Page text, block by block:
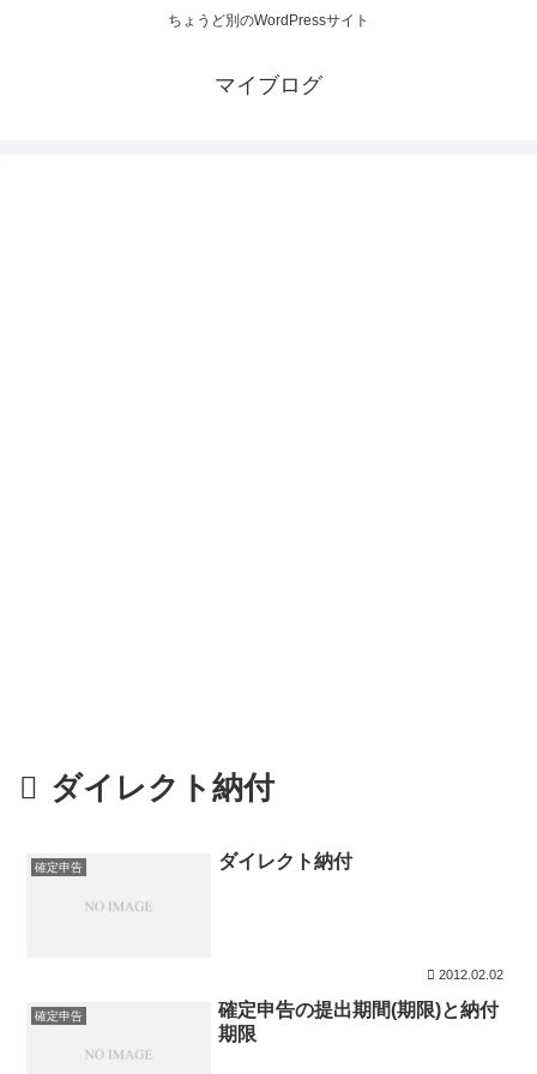
ちょうど別のWordPressサイト
マイブログ
ダイレクト納付
確定申告 ダイレクト納付
2012.02.02
確定申告
確定申告の提出期間(期限)と納付
期限